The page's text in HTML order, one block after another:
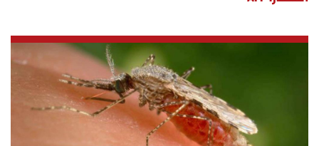
متفرقات